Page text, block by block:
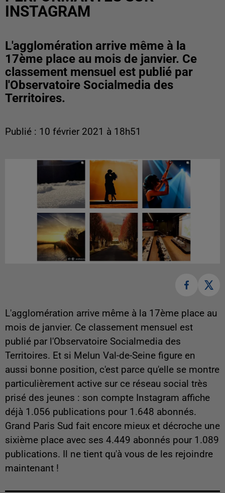
INSTAGRAM
L'agglomération arrive même à la
17ème place au mois de janvier. Ce
classement mensuel est publié par
l'Observatoire Socialmedia des
Territoires.
Publié : 10 février 2021 à 18h51
L'agglomération arrive même à la 17ème place au
mois de janvier. Ce classement mensuel est
publié par l'Observatoire Socialmedia des
Territoires. Et si Melun Val-de-Seine figure en
aussi bonne position, c'est parce qu'elle se montre
particulièrement active sur ce réseau social très
prisé des jeunes : son compte Instagram affiche
déjà 1.056 publications pour 1.648 abonnés.
Grand Paris Sud fait encore mieux et décroche une
sixième place avec ses 4.449 abonnés pour 1.089
publications. Il ne tient qu'à vous de les rejoindre
maintenant !